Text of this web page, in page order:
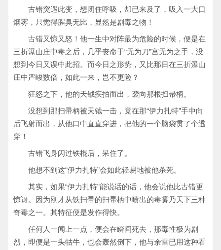
古错突遇此变，想闭住呼吸，却已来及了，吸入一大口
烟雾，只觉得腥臭无比，显然是剧毒之物！
古错又惊又怒！他一生中对阵最为危险的时候，便是在
三折瀑山庄中毒之后，几乎丧命于“无为刀”宫无为之手，没
想到今日又误中此招。而今日之形势，又比那日在三折瀑山
庄中严峻数倍，如此一来，岂不更险？
狂怒之下，他的天钺疾拍而出，袭向那根扫帚柄。
没想到那扫帚柄被天钺一击，竟在那“伊力扎特”手中向
后飞射而出，从他口中直直穿进，把他的一个脑袋贯了个透
穿！
古错飞身闪过铁棍后，呆住了。
他想不到这“伊力扎特”会如此轻易地被他杀死。
其实，如果“伊力扎特”能说话的话，他会说他比古错更
惊讶。因为刚才从铁扫帚的扫帚柄中喷出的毒雾乃天下三种
奇毒之一。其特征便是发作得快。
任何人一闻上一点，便会在瞬间死去，那毒性极为剧
烈，即便是一头牯牛，也会轰然倒下，他与余雷已用这种看